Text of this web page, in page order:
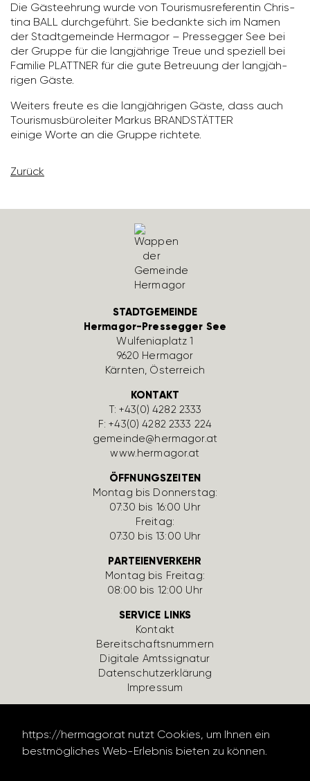
https://hermagor.at nutzt Cookies, um Ihnen ein
bestmögliches Web-Erlebnis bieten zu können.
Die Gästeeh­rung wurde von Touris­mus­re­fe­rentin Chris­
tina BALL durch­ge­führt. Sie bedankte sich im Namen
der Stadt­ge­meinde Hermagor – Pres­segger See bei
der Gruppe für die lang­jäh­rige Treue und speziell bei
Familie PLATTNER für die gute Betreuung der lang­jäh­
rigen Gäste.
Weiters freute es die lang­jäh­rigen Gäste, dass auch
Touris­mus­bü­ro­leiter Markus BRANDSTÄTTER
einige Worte an die Gruppe rich­tete.
Zurück
STADTGEMEINDE
Hermagor-Pressegger See
Wulfe­nia­platz 1
9620 Hermagor
Kärnten, Öster­reich
KONTAKT
T:+43(0) 4282 2333
F: +43(0) 4282 2333 224
gemeinde@hermagor.at
www.hermagor.at
ÖFFNUNGSZEITEN
Montag bis Donnerstag:
07:30 bis 16:00 Uhr
Freitag:
07:30 bis 13:00 Uhr
PARTEIENVERKEHR
Montag bis Freitag:
08:00 bis 12:00 Uhr
SERVICE LINKS
Kontakt
Bereit­schafts­num­mern
Digi­tale Amts­si­gnatur
Daten­schutz­er­klä­rung
Impressum